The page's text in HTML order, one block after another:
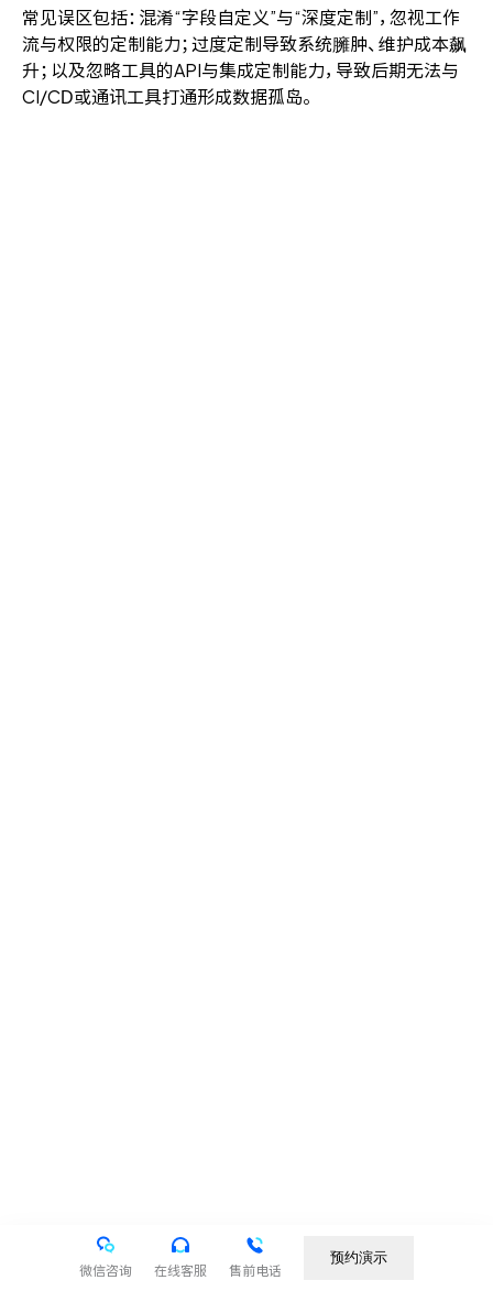
常见误区包括：混淆“字段自定义”与“深度定制”，忽视工作
流与权限的定制能力；过度定制导致系统臃肿、维护成本飙
升；以及忽略工具的API与集成定制能力，导致后期无法与
CI/CD或通讯工具打通形成数据孤岛。
微信咨询 在线客服 售前电话
预约演示